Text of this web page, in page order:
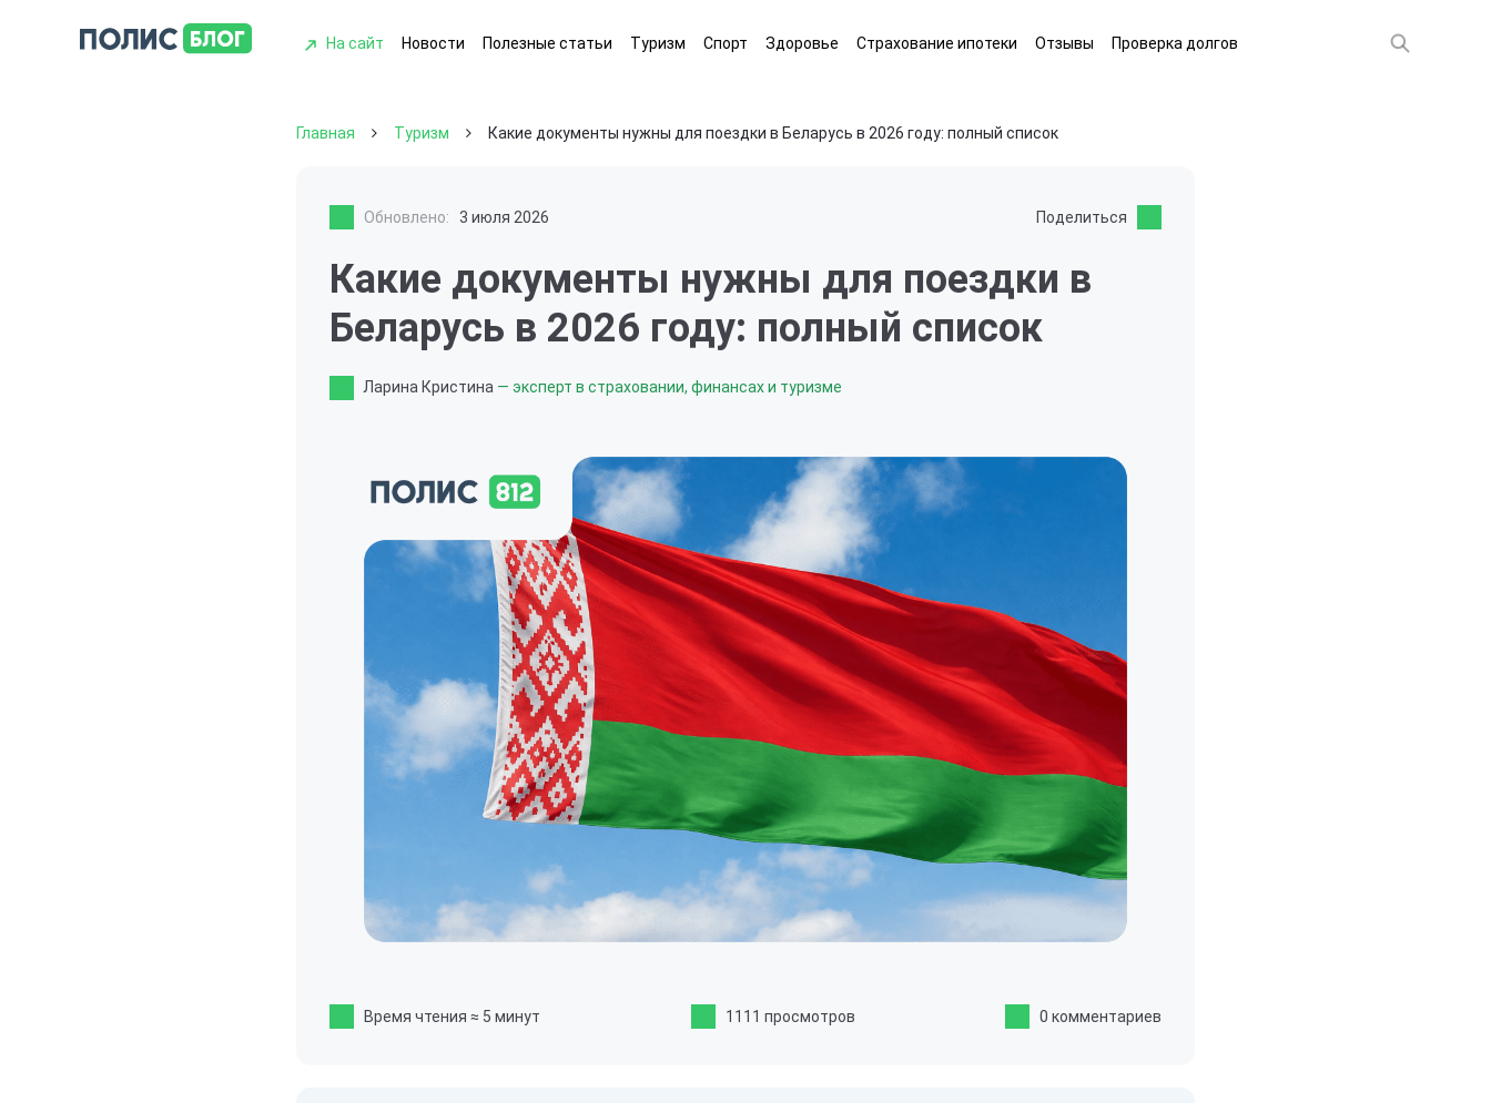
На сайт Новости Полезные статьи Туризм Спорт Здоровье Страхование ипотеки Отзывы Проверка долгов
Главная Туризм Какие документы нужны для поездки в Беларусь в 2026 году: полный список
Обновлено: 3 июля 2026 Поделиться
Какие документы нужны для поездки в
Беларусь в 2026 году: полный список
Ларина Кристина — эксперт в страховании, финансах и туризме
Время чтения ≈ 5 минут 1111 просмотров 0 комментариев